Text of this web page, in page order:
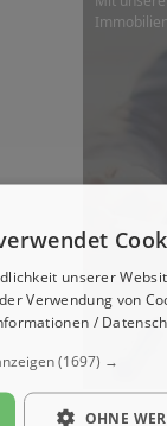
unserer
Verwendung von
/
(1697) →
OHNE